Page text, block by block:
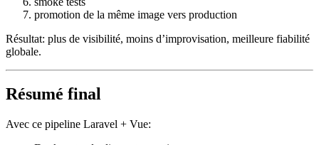
promotion de la même image vers production
Résultat: plus de visibilité, moins d’improvisation, meilleure fiabilité
globale.
Résumé final
Avec ce pipeline Laravel + Vue: